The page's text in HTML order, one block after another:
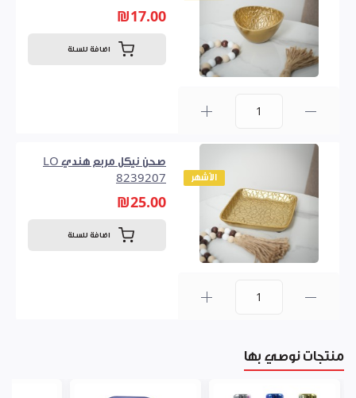
₪17.00
اضافة للسلة
الأشهر
صحن نيكل مربع هندي LO
8239207
₪25.00
اضافة للسلة
منتجات نوصي بها